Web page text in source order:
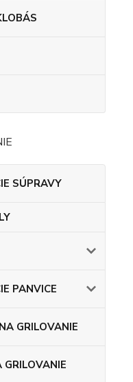
SÚPRAVY
PANVICE
GRILOVANIE
GRILOVANIE